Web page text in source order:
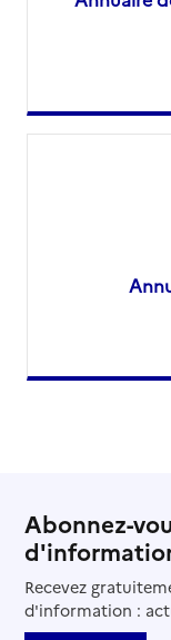
Abonnez-
Recevez
d'information :